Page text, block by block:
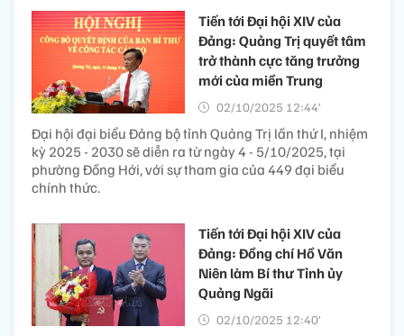
Tiến tới Đại hội XIV của
Đảng: Quảng Trị quyết tâm
trở thành cực tăng trưởng
mới của miền Trung
02/10/2025 12:44’
Đại hội đại biểu Đảng bộ tỉnh Quảng Trị lần thứ I, nhiệm
kỳ 2025 - 2030 sẽ diễn ra từ ngày 4 - 5/10/2025, tại
phường Đồng Hới, với sự tham gia của 449 đại biểu
chính thức.
Tiến tới Đại hội XIV của
Đảng: Đồng chí Hồ Văn
Niên làm Bí thư Tỉnh ủy
Quảng Ngãi
02/10/2025 12:40’